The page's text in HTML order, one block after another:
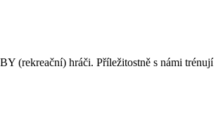
(rekreační) hráči. Příležitostně s námi trénují